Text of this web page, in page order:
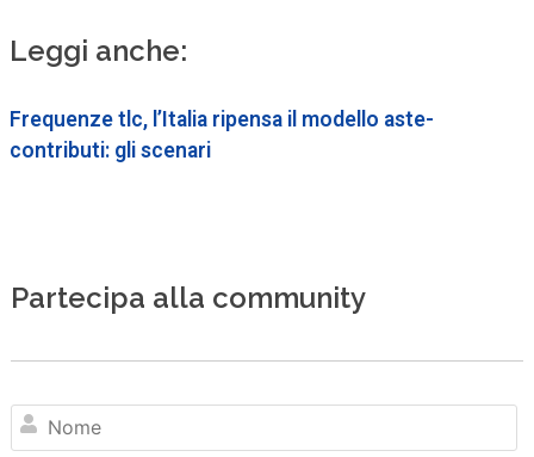
Leggi anche:
Frequenze tlc, l’Italia ripensa il modello aste-
contributi: gli scenari
Partecipa alla community